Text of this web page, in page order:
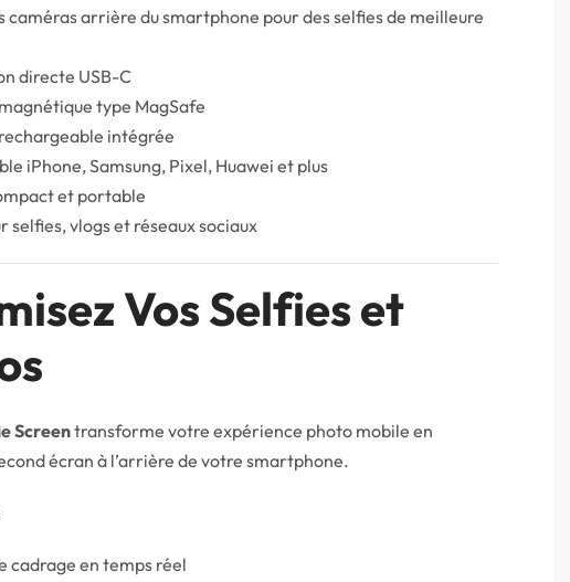
diminuer
caméras arrière du smartphone pour des selfies de meilleure
directe USB-C
type MagSafe
intégrée
iPhone, Samsung, Pixel, Huawei et plus
et portable
selfies, vlogs et réseaux sociaux
Vos Selfies et
Screentransforme votre expérience photo mobile en
écran à l’arrière de votre smartphone.
cadrage en temps réel